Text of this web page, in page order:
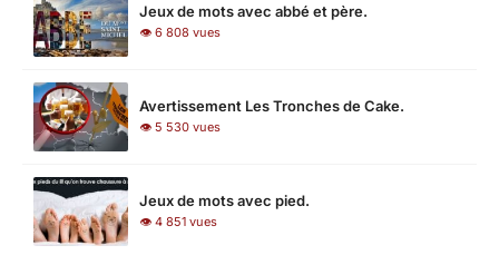
Jeux de mots avec abbé et père.
👁 6 808 vues
Avertissement Les Tronches de Cake.
👁 5 530 vues
Jeux de mots avec pied.
👁 4 851 vues